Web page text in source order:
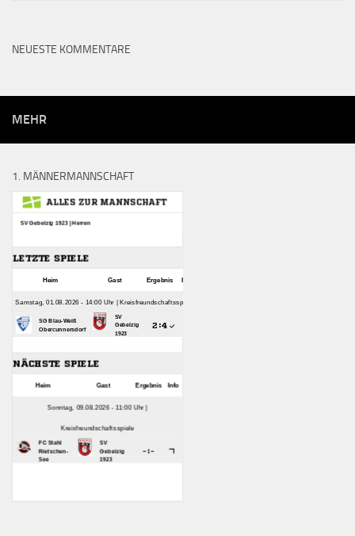
NEUESTE KOMMENTARE
MEHR
1. MÄNNERMANNSCHAFT